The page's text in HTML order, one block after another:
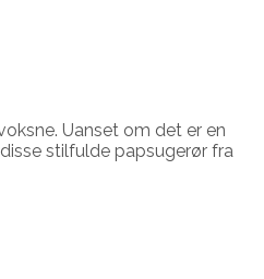
Uanset om det er en
stilfulde papsugerør fra